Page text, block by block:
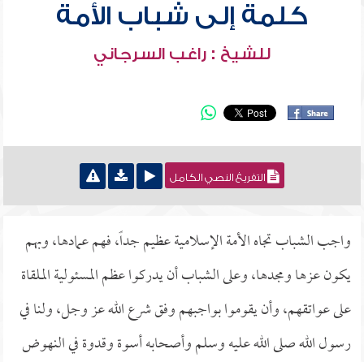
كلمة إلى شباب الأمة
للشيخ : راغب السرجاني
التفريغ النصي الكامل
واجب الشباب تجاه الأمة الإسلامية عظيم جداً، فهم عمادها، وبهم
يكون عزها ومجدها، وعلى الشباب أن يدركوا عظم المسئولية الملقاة
على عواتقهم، وأن يقوموا بواجبهم وفق شرع الله عز وجل، ولنا في
رسول الله صلى الله عليه وسلم وأصحابه أسوة وقدوة في النهوض